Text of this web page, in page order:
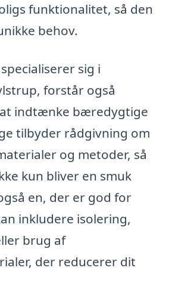
funktionalitet, så den
behov.
sig i
forstår også
indtænke bæredygtige
tilbyder rådgivning om
og metoder, så
kun bliver en smuk
en, der er god for
inkludere isolering,
brug af
der reducerer dit